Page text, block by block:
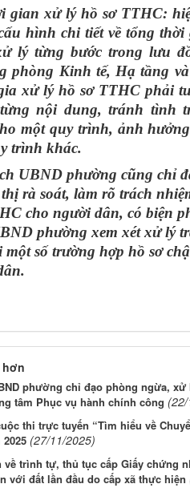
gian xử lý hồ sơ TTHC:
hình chi tiết về tổng
lý từng bước trong lưu
phòng Kinh tế, Hạ tầng
xử lý hồ sơ TTHC phải
nội dung, tránh tình
một quy trình, ảnh
trình khác.
phường cũng chỉ
rà soát, làm rõ trách
cho người dân, có biện
phường xem xét xử lý
một số trường hợp hồ sơ
phường chỉ đạo phòng ngừa,
tâm Phục vụ hành chính công
thi trực tuyến “Tìm hiểu về
(27/11/2025)
về trình tự, thủ tục cấp Giấy chứng
với đất lần đầu do cấp xã thực hiện